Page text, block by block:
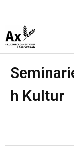
Nyheter
- Medlemsbrev
Projekt
h Kultur